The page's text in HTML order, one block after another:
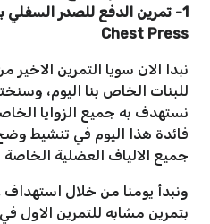
Chest Press
نبدا الان سويا التمرين
للبنات الخاص بنا اليوم،
نستهدف به جميع الزوايا
فائدة هذا اليوم في تنشيط
جميع الالياف العضلية
ونبدأ يومنا من خلال
بتمرين مشابه للتمرين الاول